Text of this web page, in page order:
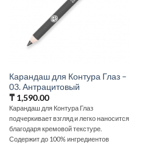
Карандаш для Контура Глаз –
03. Антрацитовый
₸1,590.00
Карандаш для Контура Глаз
подчеркивает взгляд и легко наносится
благодаря кремовой текстуре.
Содержит до 100% ингредиентов